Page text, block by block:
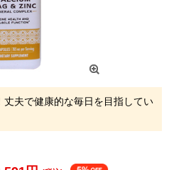
夫で健康的な毎日を目指してい